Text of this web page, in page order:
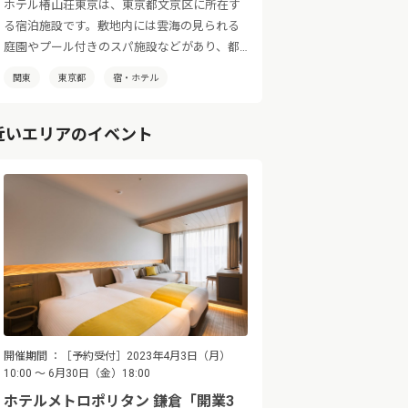
ホテル椿山荘東京は、東京都文京区に所在す
る宿泊施設です。敷地内には雲海の見られる
庭園やプール付きのスパ施設などがあり、都
関東 東京都 宿・ホテル
いエリアのイベント
開催期間
［予約受付］2023年4月3日（月）
10:00 ～ 6月30日（金）18:00
ホテルメトロポリタン 鎌倉「開業3